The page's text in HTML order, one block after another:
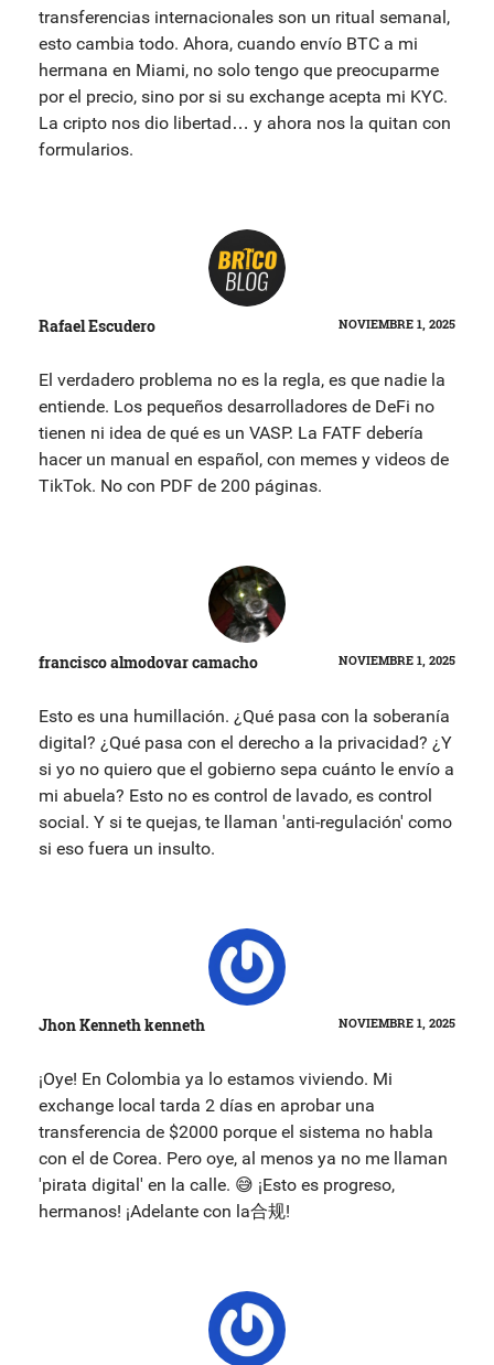
transferencias internacionales son un ritual semanal,
esto cambia todo. Ahora, cuando envío BTC a mi
hermana en Miami, no solo tengo que preocuparme
por el precio, sino por si su exchange acepta mi KYC.
La cripto nos dio libertad… y ahora nos la quitan con
formularios.
Rafael Escudero NOVIEMBRE 1, 2025
El verdadero problema no es la regla, es que nadie la
entiende. Los pequeños desarrolladores de DeFi no
tienen ni idea de qué es un VASP. La FATF debería
hacer un manual en español, con memes y videos de
TikTok. No con PDF de 200 páginas.
francisco almodovar camacho NOVIEMBRE 1, 2025
Esto es una humillación. ¿Qué pasa con la soberanía
digital? ¿Qué pasa con el derecho a la privacidad? ¿Y
si yo no quiero que el gobierno sepa cuánto le envío a
mi abuela? Esto no es control de lavado, es control
social. Y si te quejas, te llaman 'anti-regulación' como
si eso fuera un insulto.
Jhon Kenneth kenneth NOVIEMBRE 1, 2025
¡Oye! En Colombia ya lo estamos viviendo. Mi
exchange local tarda 2 días en aprobar una
transferencia de $2000 porque el sistema no habla
con el de Corea. Pero oye, al menos ya no me llaman
'pirata digital' en la calle. 😅 ¡Esto es progreso,
hermanos! ¡Adelante con la合规!